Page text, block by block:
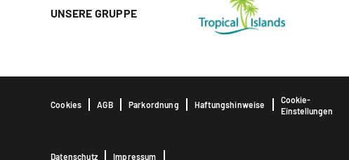
UNSERE GRUPPE
Cookies AGB Parkordnung Haftungshinweise
Cookie-
Einstellungen
Datenschutz Impressum